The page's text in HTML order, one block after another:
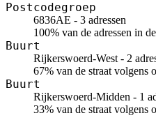
Postcodegroep
6836AE - 3 adressen
100% van de adressen in
Buurt
Rijkerswoerd-West - 2
67% van de straat volgens
Buurt
Rijkerswoerd-Midden - 1
33% van de straat volgens